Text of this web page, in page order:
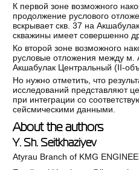
К первой зоне возможного
продолжение руслового
вскрывает скв. 37 на
скважины имеет совершенно
Ко второй зоне возможного
русловые отложения между
Акшабулак Центральный (II-
Но нужно отметить, что
исследований представляют
при интеграции со
сейсмическими данными.
About the authors
Y. Sh. Seitkhaziyev
Atyrau Branch of KMG